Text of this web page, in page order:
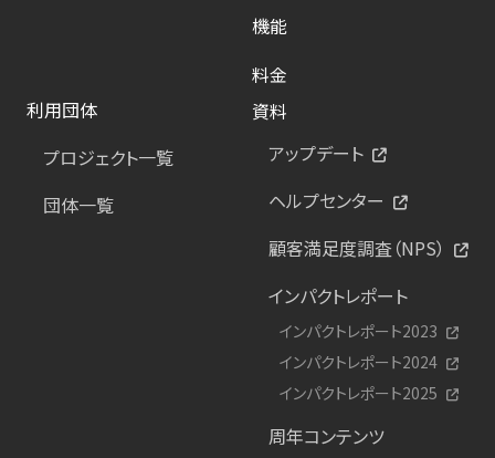
機能
料金
利用団体
プロジェクト一覧
団体一覧
資料
アップデート
ヘルプセンター
顧客満足度調査（NPS）
インパクトレポート
インパクトレポート2023
インパクトレポート2024
インパクトレポート2025
周年コンテンツ